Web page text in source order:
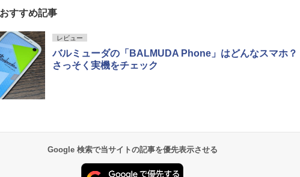
すすめ記事
レビュー
バルミューダの「BALMUDA Phone」はどんなスマホ
さっそく実機をチェック
Google 検索で当サイトの記事を優先表示させる